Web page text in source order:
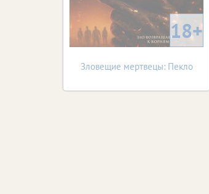
18+
Зловещие мертвецы: Пекло